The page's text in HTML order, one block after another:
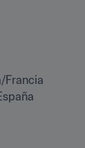
Francia